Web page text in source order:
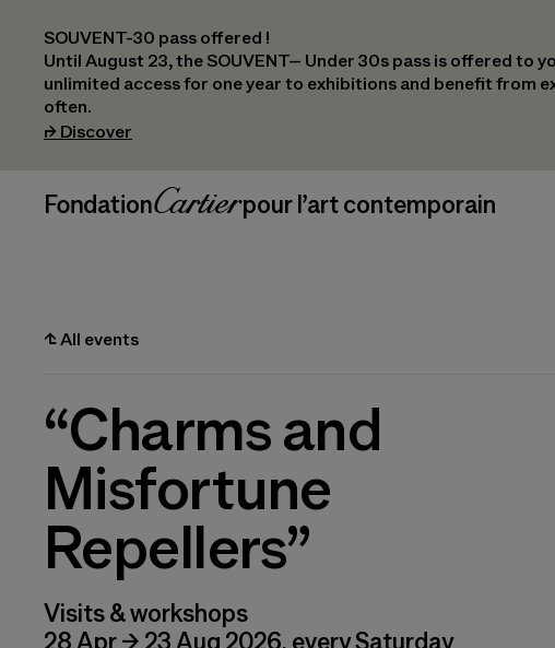
SOUVENT-30 pass offered !
Until August 23, the SOUVENT– Under 30s pass is offered to
unlimited access for one year to exhibitions and benefit from
often.
⮣ Discover
_logoFondation Cartier
pour l’art contemporain
⮤All events
“Charms and
Misfortune
Repellers”
Visits & workshops
28 Apr → 23 Aug 2026, every Saturday